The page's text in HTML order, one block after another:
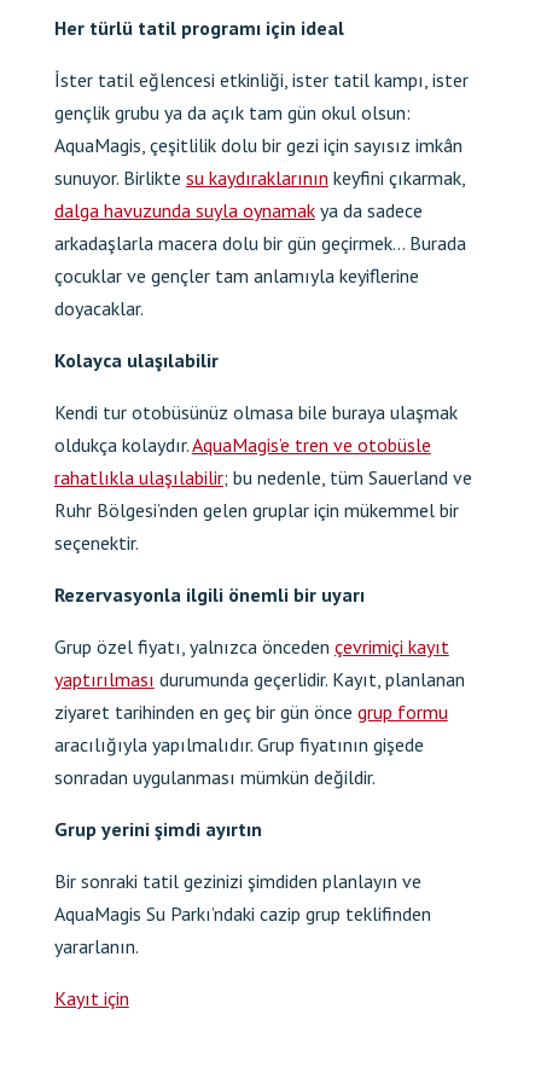
Her türlü tatil programı için ideal
İster tatil eğlencesi etkinliği, ister tatil kampı, ister
gençlik grubu ya da açık tam gün okul olsun:
AquaMagis, çeşitlilik dolu bir gezi için sayısız imkân
sunuyor. Birlikte su kaydıraklarının keyfini çıkarmak,
dalga havuzunda suyla oynamakya da sadece
arkadaşlarla macera dolu bir gün geçirmek… Burada
çocuklar ve gençler tam anlamıyla keyiflerine
doyacaklar.
Kolayca ulaşılabilir
Kendi tur otobüsünüz olmasa bile buraya ulaşmak
oldukça kolaydır.AquaMagis’e tren ve otobüsle
rahatlıkla ulaşılabilir; bu nedenle, tüm Sauerland ve
Ruhr Bölgesi’nden gelen gruplar için mükemmel bir
seçenektir.
Rezervasyonla ilgili önemli bir uyarı
Grup özel fiyatı, yalnızca önceden çevrimiçi kayıt
yaptırılması durumunda geçerlidir. Kayıt, planlanan
ziyaret tarihinden en geç bir gün önce grup formu
aracılığıyla yapılmalıdır. Grup fiyatının gişede
sonradan uygulanması mümkün değildir.
Grup yerini şimdi ayırtın
Bir sonraki tatil gezinizi şimdiden planlayın ve
AquaMagis Su Parkı’ndaki cazip grup teklifinden
yararlanın.
Kayıt için